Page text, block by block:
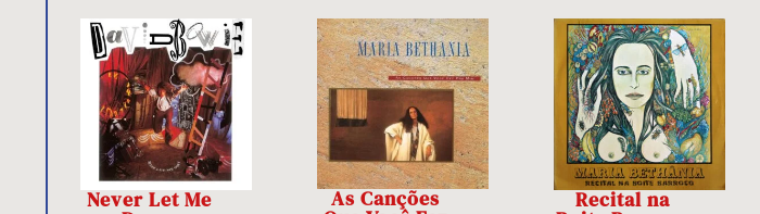
Never Let Me As Canções Recital na